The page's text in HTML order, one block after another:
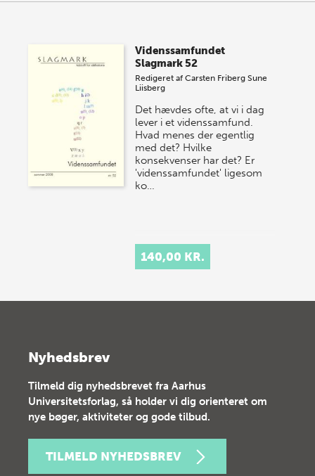
Videnssamfundet
Slagmark 52
Redigeret afCarsten Friberg Sune
Liisberg
Det hævdes ofte, at vi i dag
lever i et videnssamfund.
Hvad menes der egentlig
med det? Hvilke
konsekvenser har det? Er
'videnssamfundet' ligesom
ko…
140,00 KR.
Nyhedsbrev
Tilmeld dig nyhedsbrevet fra Aarhus
Universitetsforlag, så holder vi dig orienteret om
nye bøger, aktiviteter og gode tilbud.
TILMELD NYHEDSBREV